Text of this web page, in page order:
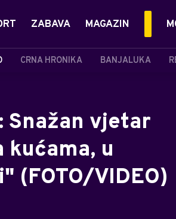
CRNA HRONIKA BANJALUKA
ZABAVA MAGAZIN
Snažan vjetar
u
(FOTO/VIDEO)